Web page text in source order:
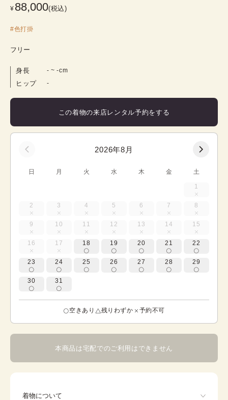
¥ 88,000(税込)
#色打掛
フリー
身長 - ~ -cm
ヒップ -
この着物の来店レンタル予約をする
2026年8月
日 月 火 水 木 金 土
1
2 3 4 5 6 7 8
9 10 11 12 13 14 15
16 17 18 19 20 21 22
23 24 25 26 27 28 29
30 31
空きあり 残りわずか 予約不可
本商品は宅配でのご利用はできません
着物について